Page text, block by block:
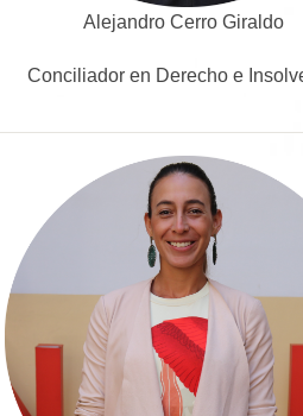
Alejandro Cerro Giraldo
Conciliador en Derecho e